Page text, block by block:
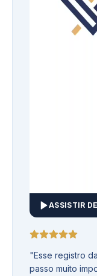
ASSISTIR
"Esse registro
passo muito